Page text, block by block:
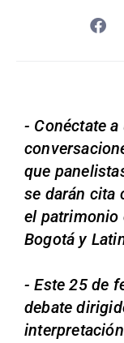
- Conéctate
que
se darán cita
el patrimonio
Bogotá y
- Este 25 de
debate